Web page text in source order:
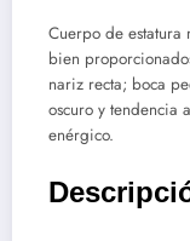
Cuerpo de
bien
nariz recta; boca
oscuro y tendencia
enérgico.